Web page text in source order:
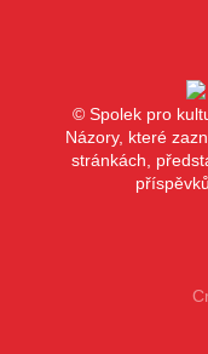
© Spolek pro
Názory, které
stránkách,